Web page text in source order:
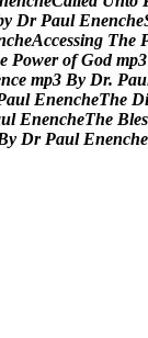
y Dr Paul Enenche
cheAccessing The
e Power of God mp3
nce mp3 By Dr. Pau
aul EnencheThe Di
ul EnencheThe Bles
y Dr Paul Enenche